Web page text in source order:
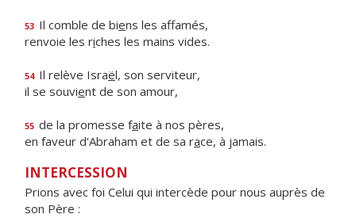
53 Il comble de biens les affamés,
renvoie les riches les mains vides.
54 Il relève Israël, son serviteur,
il se souvient de son amour,
55 de la promesse faite à nos pères,
en faveur d'Abraham et de sa race, à jamais.
INTERCESSION
Prions avec foi Celui qui intercède pour nous auprès de
son Père :